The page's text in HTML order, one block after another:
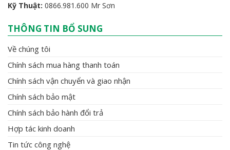
Kỹ Thuật: 0866.981.600 Mr Sơn
THÔNG TIN BỔ SUNG
Về chúng tôi
Chính sách mua hàng thanh toán
Chính sách vận chuyển và giao nhận
Chính sách bảo mật
Chính sách bảo hành đổi trả
Hợp tác kinh doanh
Tin tức công nghệ